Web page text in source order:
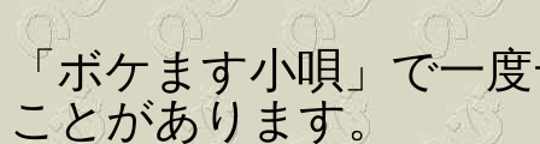
「ボケます小唄」で一
ことがあります。